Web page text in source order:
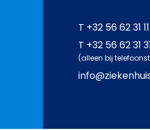
T +32 56 62 31 11
T +32 56 62 31
(alleen bij